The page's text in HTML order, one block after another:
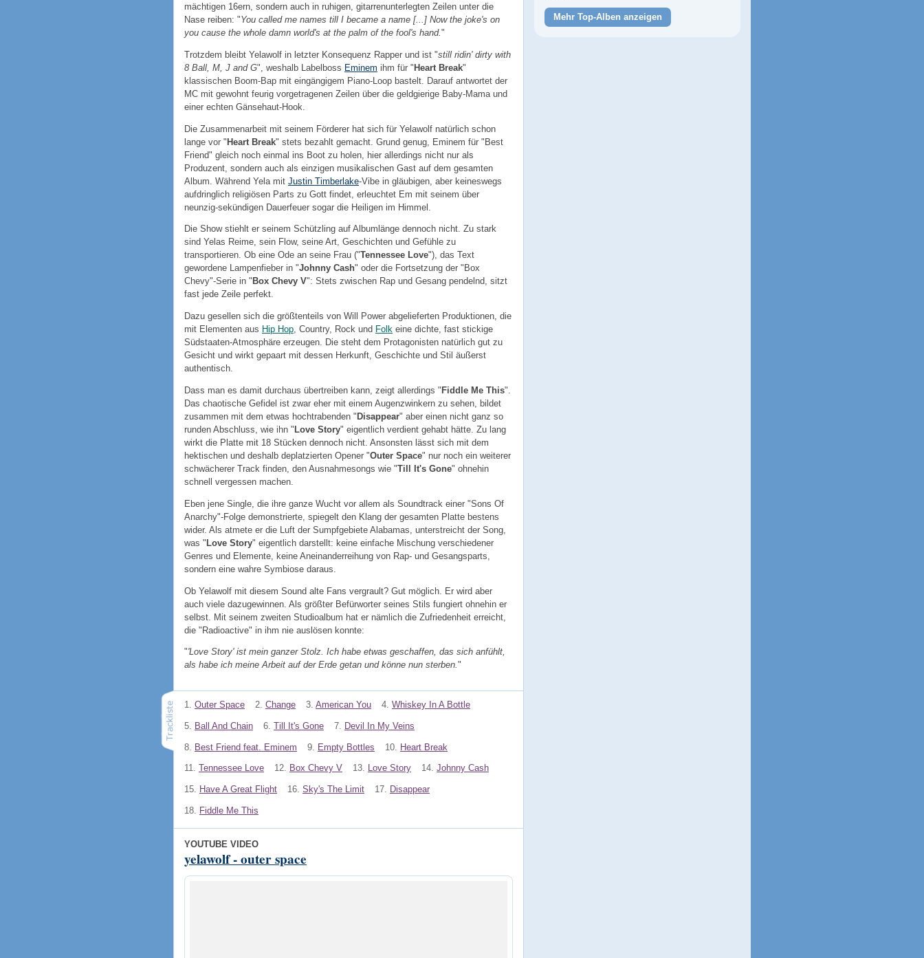
mächtigen 16ern, sondern auch in ruhigen, gitarrenunterlegten Zeilen unter die
Nase reiben: "You called me names till I became a name [...] Now the joke's on
you cause the whole damn world's at the palm of the fool's hand. "
Trotzdem bleibt Yelawolf in letzter Konsequenz Rapper und ist "still ridin' dirty with
8 Ball, M, J and G", weshalb Labelboss Eminem ihm für " Heart Break"
klassischen Boom-Bap mit eingängigem Piano-Loop bastelt. Darauf antwortet der
MC mit gewohnt feurig vorgetragenen Zeilen über die geldgierige Baby-Mama und
einer echten Gänsehaut-Hook.
Die Zusammenarbeit mit seinem Förderer hat sich für Yelawolf natürlich schon
lange vor "Heart Break" stets bezahlt gemacht. Grund genug, Eminem für "Best
Friend" gleich noch einmal ins Boot zu holen, hier allerdings nicht nur als
Produzent, sondern auch als einzigen musikalischen Gast auf dem gesamten
Album. Während Yela mit Justin Timberlake-Vibe in gläubigen, aber keineswegs
aufdringlich religiösen Parts zu Gott findet, erleuchtet Em mit seinem über
neunzig-sekündigen Dauerfeuer sogar die Heiligen im Himmel.
Die Show stiehlt er seinem Schützling auf Albumlänge dennoch nicht. Zu stark
sind Yelas Reime, sein Flow, seine Art, Geschichten und Gefühle zu
transportieren. Ob eine Ode an seine Frau ("Tennessee Love"), das Text
gewordene Lampenfieber in "Johnny Cash" oder die Fortsetzung der "Box
Chevy"-Serie in " Box Chevy V": Stets zwischen Rap und Gesang pendelnd, sitzt
fast jede Zeile perfekt.
Dazu gesellen sich die größtenteils von Will Power abgelieferten Produktionen, die
mit Elementen aus Hip Hop, Country, Rock und Folk eine dichte, fast stickige
Südstaaten-Atmosphäre erzeugen. Die steht dem Protagonisten natürlich gut zu
Gesicht und wirkt gepaart mit dessen Herkunft, Geschichte und Stil äußerst
authentisch.
Dass man es damit durchaus übertreiben kann, zeigt allerdings " Fiddle Me This".
Das chaotische Gefidel ist zwar eher mit einem Augenzwinkern zu sehen, bildet
zusammen mit dem etwas hochtrabenden " Disappear" aber einen nicht ganz so
runden Abschluss, wie ihn " Love Story" eigentlich verdient gehabt hätte. Zu lang
wirkt die Platte mit 18 Stücken dennoch nicht. Ansonsten lässt sich mit dem
hektischen und deshalb deplatzierten Opener "Outer Space" nur noch ein weiterer
schwächerer Track finden, den Ausnahmesongs wie "Till It's Gone" ohnehin
schnell vergessen machen.
Eben jene Single, die ihre ganze Wucht vor allem als Soundtrack einer "Sons Of
Anarchy"-Folge demonstrierte, spiegelt den Klang der gesamten Platte bestens
wider. Als atmete er die Luft der Sumpfgebiete Alabamas, unterstreicht der Song,
was " Love Story" eigentlich darstellt: keine einfache Mischung verschiedener
Genres und Elemente, keine Aneinanderreihung von Rap- und Gesangsparts,
sondern eine wahre Symbiose daraus.
Ob Yelawolf mit diesem Sound alte Fans vergrault? Gut möglich. Er wird aber
auch viele dazugewinnen. Als größter Befürworter seines Stils fungiert ohnehin er
selbst. Mit seinem zweiten Studioalbum hat er nämlich die Zufriedenheit erreicht,
die "Radioactive" in ihm nie auslösen konnte:
"'Love Story' ist mein ganzer Stolz. Ich habe etwas geschaffen, das sich anfühlt,
als habe ich meine Arbeit auf der Erde getan und könne nun sterben."
1. Outer Space 2. Change 3. American You 4. Whiskey In A Bottle
5. Ball And Chain 6. Till It's Gone 7. Devil In My Veins
8. Best Friend feat. Eminem 9. Empty Bottles 10. Heart Break
11. Tennessee Love 12. Box Chevy V 13. Love Story 14. Johnny Cash
15. Have A Great Flight 16. Sky's The Limit 17. Disappear
18. Fiddle Me This
YOUTUBE VIDEO
yelawolf - outer space
Mehr Top-Alben anzeigen